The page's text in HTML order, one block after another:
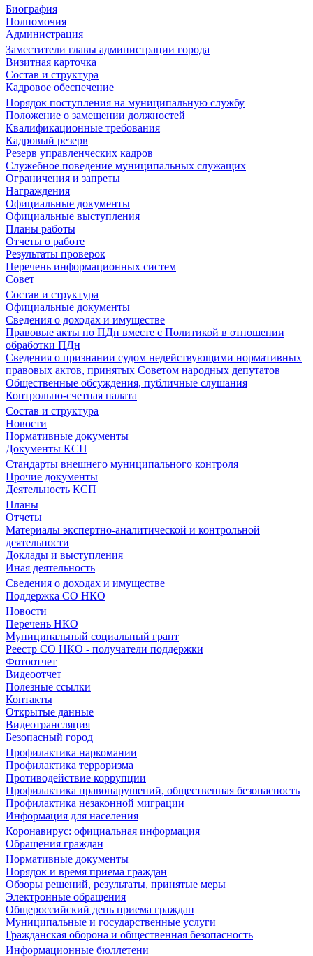
Биография
Полномочия
Администрация
Заместители главы администрации города
Визитная карточка
Состав и структура
Кадровое обеспечение
Порядок поступления на муниципальную службу
Положение о замещении должностей
Квалификационные требования
Кадровый резерв
Резерв управленческих кадров
Служебное поведение муниципальных служащих
Ограничения и запреты
Награждения
Официальные документы
Официальные выступления
Планы работы
Отчеты о работе
Результаты проверок
Перечень информационных систем
Совет
Состав и структура
Официальные документы
Сведения о доходах и имуществе
Правовые акты по ПДн вместе с Политикой в отношении
обработки ПДн
Сведения о признании судом недействующими нормативных
правовых актов, принятых Советом народных депутатов
Общественные обсуждения, публичные слушания
Контрольно-счетная палата
Состав и структура
Новости
Нормативные документы
Документы КСП
Стандарты внешнего муниципального контроля
Прочие документы
Деятельность КСП
Планы
Отчеты
Материалы экспертно-аналитической и контрольной
деятельности
Доклады и выступления
Иная деятельность
Сведения о доходах и имуществе
Поддержка СО НКО
Новости
Перечень НКО
Муниципальный социальный грант
Реестр СО НКО - получатели поддержки
Фотоотчет
Видеоотчет
Полезные ссылки
Контакты
Открытые данные
Видеотрансляция
Безопасный город
Профилактика наркомании
Профилактика терроризма
Противодействие коррупции
Профилактика правонарушений, общественная безопасность
Профилактика незаконной миграции
Информация для населения
Коронавирус: официальная информация
Обращения граждан
Нормативные документы
Порядок и время приема граждан
Обзоры решений, результаты, принятые меры
Электронные обращения
Общероссийский день приема граждан
Муниципальные и государственные услуги
Гражданская оборона и общественная безопасность
Информационные бюллетени